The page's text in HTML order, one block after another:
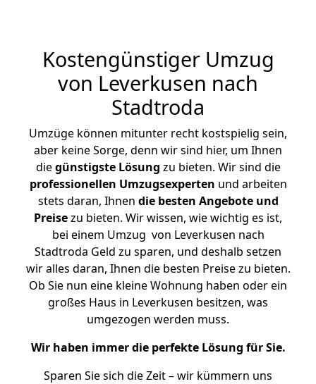
Kostengünstiger Umzug
von Leverkusen nach
Stadtroda
Umzüge können mitunter recht kostspielig sein,
aber keine Sorge, denn wir sind hier, um Ihnen
diegünstigste Lösung zu bieten. Wir sind die
professionellen Umzugsexperten und arbeiten
stets daran, Ihnen die besten Angebote und
Preisezu bieten. Wir wissen, wie wichtig es ist,
bei einem Umzug von Leverkusen nach
Stadtroda Geld zu sparen, und deshalb setzen
wir alles daran, Ihnen die besten Preise zu bieten.
Ob Sie nun eine kleine Wohnung haben oder ein
großes Haus in Leverkusen besitzen, was
umgezogen werden muss.
Wir haben immer die perfekte Lösung für Sie.
Sparen Sie sich die Zeit – wir kümmern uns